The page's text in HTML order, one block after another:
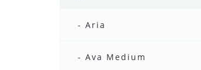
- Aria
- Ava Medium